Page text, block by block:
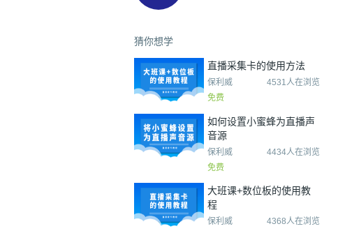
猜你想学
直播采集卡的使用方法
保利威
4531人在浏览
免费
如何设置小蜜蜂为直播声
音源
保利威
4434人在浏览
免费
大班课+数位板的使用教
程
保利威
4368人在浏览